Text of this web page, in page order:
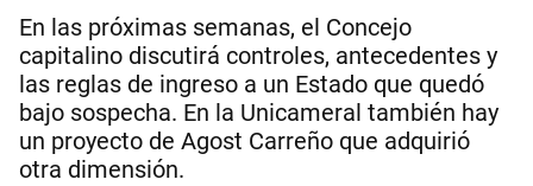
En las próximas semanas, el Concejo
capitalino discutirá controles, antecedentes y
las reglas de ingreso a un Estado que quedó
bajo sospecha. En la Unicameral también hay
un proyecto de Agost Carreño que adquirió
otra dimensión.